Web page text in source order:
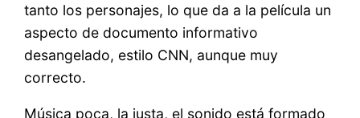
tanto los personajes, lo que da a la película un
aspecto de documento informativo
desangelado, estilo CNN, aunque muy
correcto.
Música poca, la justa, el sonido está formado